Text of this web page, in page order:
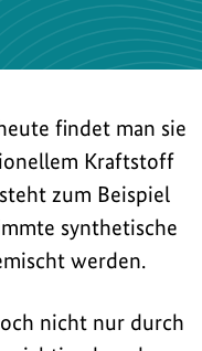
findet man sie
Kraftstoff
zum Beispiel
synthetische
werden.
nicht nur durch